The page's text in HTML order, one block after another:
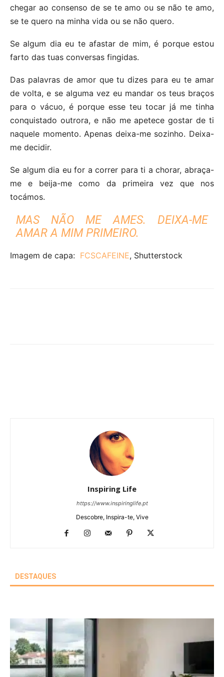
chegar ao consenso de se te amo ou se não te amo,
se te quero na minha vida ou se não quero.
Se algum dia eu te afastar de mim, é porque estou
farto das tuas conversas fingidas.
Das palavras de amor que tu dizes para eu te amar
de volta, e se alguma vez eu mandar os teus braços
para o vácuo, é porque esse teu tocar já me tinha
conquistado outrora, e não me apetece gostar de ti
naquele momento. Apenas deixa-me sozinho. Deixa-
me decidir.
Se algum dia eu for a correr para ti a chorar, abraça-
me e beija-me como da primeira vez que nos
tocámos.
MAS NÃO ME AMES. DEIXA-ME
AMAR A MIM PRIMEIRO.
Imagem de capa: FCSCAFEINE, Shutterstock
Inspiring Life
https://www.inspiringlife.pt
Descobre, Inspira-te, Vive
DESTAQUES